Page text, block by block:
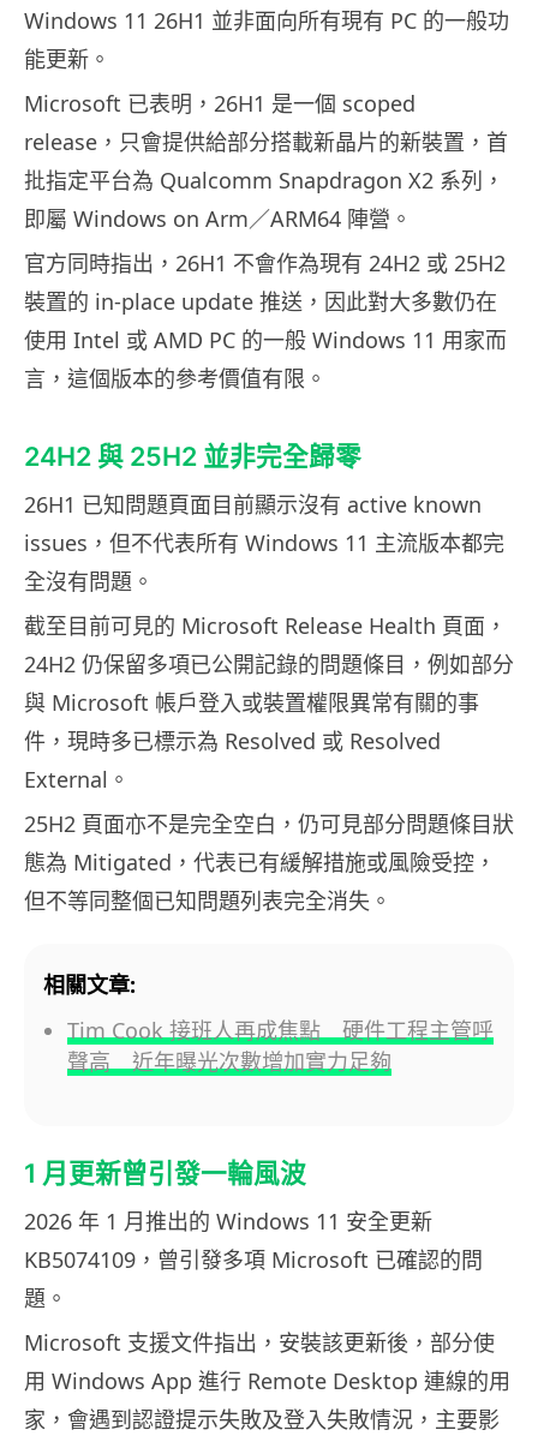
Windows 11 26H1 並非面向所有現有 PC 的一般功
能更新。
Microsoft 已表明，26H1 是一個 scoped
release，只會提供給部分搭載新晶片的新裝置，首
批指定平台為 Qualcomm Snapdragon X2 系列，
即屬 Windows on Arm／ARM64 陣營。
官方同時指出，26H1 不會作為現有 24H2 或 25H2
裝置的 in-place update 推送，因此對大多數仍在
使用 Intel 或 AMD PC 的一般 Windows 11 用家而
言，這個版本的參考價值有限。
24H2 與 25H2 並非完全歸零
26H1 已知問題頁面目前顯示沒有 active known
issues，但不代表所有 Windows 11 主流版本都完
全沒有問題。
截至目前可見的 Microsoft Release Health 頁面，
24H2 仍保留多項已公開記錄的問題條目，例如部分
與 Microsoft 帳戶登入或裝置權限異常有關的事
件，現時多已標示為 Resolved 或 Resolved
External。
25H2 頁面亦不是完全空白，仍可見部分問題條目狀
態為 Mitigated，代表已有緩解措施或風險受控，
但不等同整個已知問題列表完全消失。
相關文章:
Tim Cook 接班人再成焦點 硬件工程主管呼
聲高 近年曝光次數增加實力足夠
1 月更新曾引發一輪風波
2026 年 1 月推出的 Windows 11 安全更新
KB5074109，曾引發多項 Microsoft 已確認的問
題。
Microsoft 支援文件指出，安裝該更新後，部分使
用 Windows App 進行 Remote Desktop 連線的用
家，會遇到認證提示失敗及登入失敗情況，主要影